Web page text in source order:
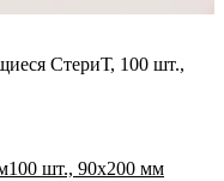
СтериТ, 100 шт.,
100 шт., 90х200 мм